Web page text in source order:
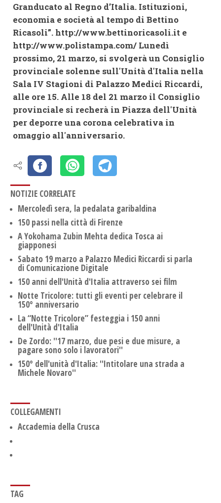
Granducato al Regno d’Italia. Istituzioni,
economia e società al tempo di Bettino
Ricasoli”. http://www.bettinoricasoli.it e
http://www.polistampa.com/ Lunedì
prossimo, 21 marzo, si svolgerà un Consiglio
provinciale solenne sull'Unità d'Italia nella
Sala IV Stagioni di Palazzo Medici Riccardi,
alle ore 15. Alle 18 del 21 marzo il Consiglio
provinciale si recherà in Piazza dell'Unità
per deporre una corona celebrativa in
omaggio all'anniversario.
NOTIZIE CORRELATE
Mercoledì sera, la pedalata garibaldina
150 passi nella città di Firenze
A Yokohama Zubin Mehta dedica Tosca ai
giapponesi
Sabato 19 marzo a Palazzo Medici Riccardi si parla
di Comunicazione Digitale
150 anni dell'Unità d'Italia attraverso sei film
Notte Tricolore: tutti gli eventi per celebrare il
150° anniversario
La “Notte Tricolore” festeggia i 150 anni
dell'Unità d'Italia
De Zordo: ''17 marzo, due pesi e due misure, a
pagare sono solo i lavoratori''
150° dell'unità d'Italia: ''Intitolare una strada a
Michele Novaro''
COLLEGAMENTI
Accademia della Crusca
TAG